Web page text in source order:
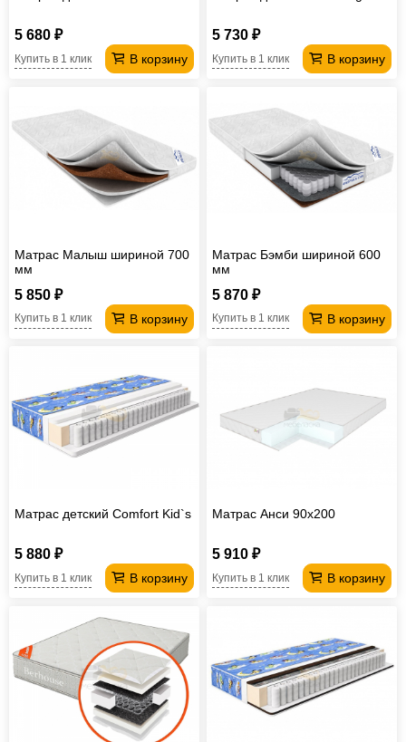
5 680 ₽
В корзину
Купить в 1 клик
5 730 ₽
В корзину
Купить в 1 клик
Матрас Малыш шириной 700
мм
5 850 ₽
В корзину
Купить в 1 клик
Матрас Бэмби шириной 600
мм
5 870 ₽
В корзину
Купить в 1 клик
Матрас детский Comfort Kid`s
5 880 ₽
В корзину
Купить в 1 клик
Матрас Анси 90х200
5 910 ₽
В корзину
Купить в 1 клик